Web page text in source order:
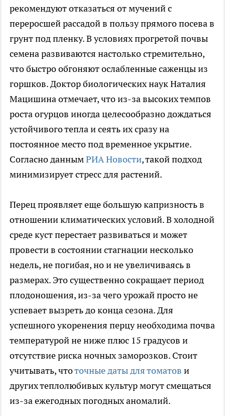
рекомендуют отказаться от мучений с
переросшей рассадой в пользу прямого посева в
грунт под пленку. В условиях прогретой почвы
семена развиваются настолько стремительно,
что быстро обгоняют ослабленные саженцы из
горшков. Доктор биологических наук Наталия
Мацишина отмечает, что из-за высоких темпов
роста огурцов иногда целесообразно дождаться
устойчивого тепла и сеять их сразу на
постоянное место под временное укрытие.
Согласно даннымРИА Новости, такой подход
минимизирует стресс для растений.
Перец проявляет еще большую капризность в
отношении климатических условий. В холодной
среде куст перестает развиваться и может
провести в состоянии стагнации несколько
недель, не погибая, но и не увеличиваясь в
размерах. Это существенно сокращает период
плодоношения, из-за чего урожай просто не
успевает вызреть до конца сезона. Для
успешного укоренения перцу необходима почва
температурой не ниже плюс 15 градусов и
отсутствие риска ночных заморозков. Стоит
учитывать, чтоточные даты для томатов и
других теплолюбивых культур могут смещаться
из-за ежегодных погодных аномалий.